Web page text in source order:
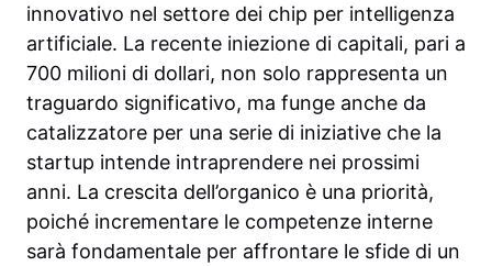
innovativo nel settore dei chip per intelligenza
artificiale. La recente iniezione di capitali, pari a
700 milioni di dollari, non solo rappresenta un
traguardo significativo, ma funge anche da
catalizzatore per una serie di iniziative che la
startup intende intraprendere nei prossimi
anni. La crescita dell’organico è una priorità,
poiché incrementare le competenze interne
sarà fondamentale per affrontare le sfide di un